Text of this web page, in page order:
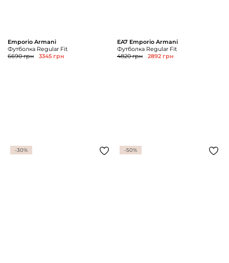
Emporio Armani
Футболка Regular Fit
6690 грн
3345 грн
EA7 Emporio Armani
Футболка Regular Fit
4820 грн
2892 грн
-30% -50%